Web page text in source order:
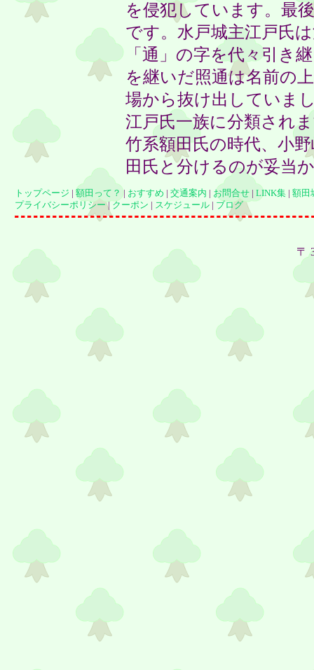
を侵犯しています。最
です。水戸城主江戸氏
「通」の字を代々引き
を継いだ照通は名前の
場から抜け出していま
江戸氏一族に分類され
竹系額田氏の時代、小
田氏と分けるのが妥当
トップページ 額田って？ おすすめ 交通案内 お問合せ LINK集
額田
プライバシーポリシー| クーポン スケジュール ブログ
〒